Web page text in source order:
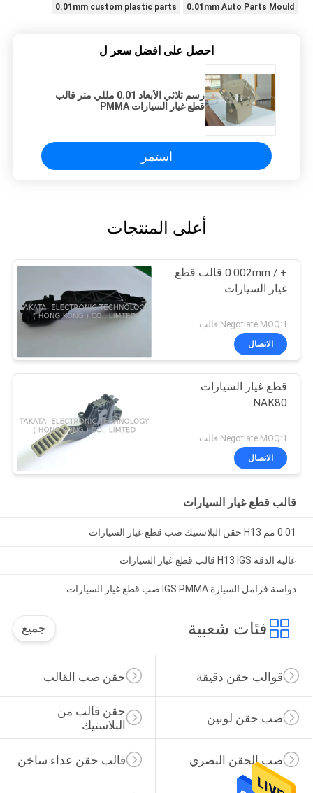
0.01mm Auto Parts Mould
0.01mm custom plastic parts
احصل على افضل سعر ل
رسم ثلاثي الأبعاد 0.01 مللي متر قالب
قطع غيار السيارات PMMA
استمر
أعلى المنتجات
+ / 0.002mm قالب قطع
غيار السيارات
Negotiate MOQ:1 قالب
الاتصال
قطع غيار السيارات
NAK80
Negotiate MOQ:1 قالب
الاتصال
قالب قطع غيار السيارات
0.01 مم H13 حقن البلاستيك صب قطع غيار السيارات
عالية الدقة H13 IGS قالب قطع غيار السيارات
دواسة فرامل السيارة IGS PMMA صب قطع غيار السيارات
فئات شعبية جميع
حقن صب القالب قوالب حقن دقيقة
حقن قالب من
البلاستيك
صب حقن لونين
قالب حقن عداء ساخن صب الحقن البصري